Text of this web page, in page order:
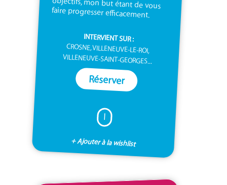
faire progresser efficacement.
INTERVIENT SUR :
CROSNE, VILLENEUVE-LE-ROI,
VILLENEUVE-SAINT-GEORGES...
Réserver
I
+ Ajouter à la wishlist